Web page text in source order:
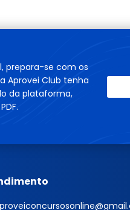
prepara-se com os
Aprovei Club tenha
da plataforma,